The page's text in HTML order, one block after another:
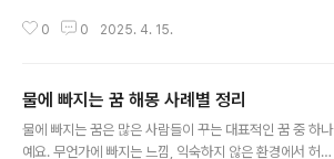
고 있거나, 평가받을 일이 있을 때 자주 나타나는 꿈입니다.
는 꿈 중 하나이며, 그 의미가 궁금해지는 경우가 많습니다.
머리카락이 빠지는 꿈, 대머리가 되는 꿈, 특정 상황에서의
머리 빠짐 꿈 해석 등을 다양한 각도에서 해석해보고, 그 심
리적 의미까지 알아보겠습니다. 재미 삼아 보셔도 좋고, 최
0 0 2025. 4. 15.
물에 빠지는 꿈 해몽 사례별 정리
물에 빠지는 꿈은 많은 사람들이 꾸는 대표적인 꿈 중 하나
예요. 무언가에 빠지는 느낌, 익숙하지 않은 환경에서 허우